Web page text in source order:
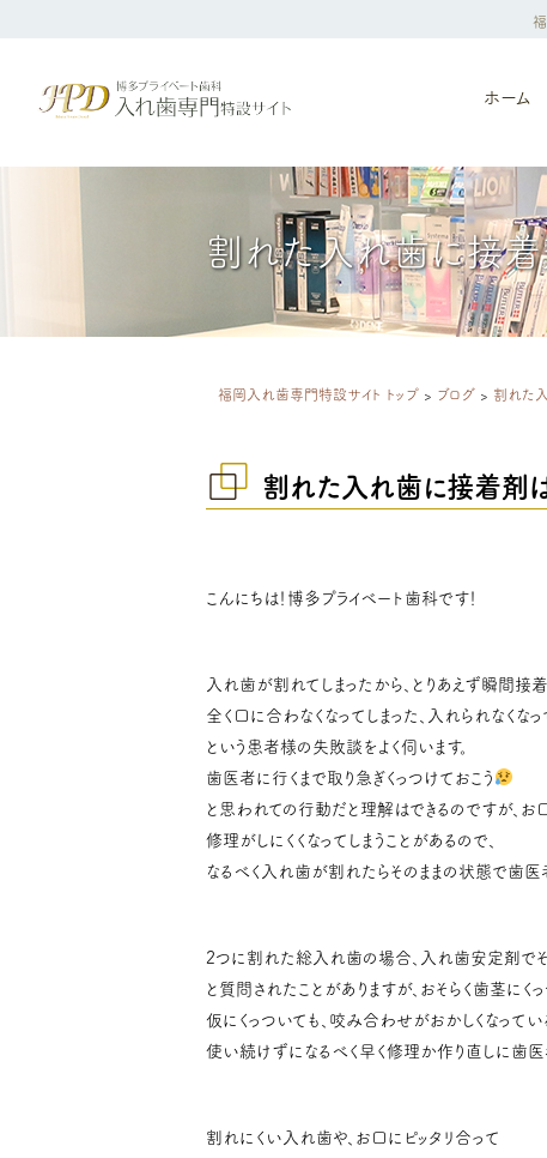
ホーム
割れた入れ歯に接着
福岡入れ歯専門特設サイト トップ > ブログ > 割れた
割れた入れ歯に接着剤は
こんにちは！博多プライベート歯科です！
入れ歯が割れてしまったから、とりあえず瞬間接
全く口に合わなくなってしまった、入れられなくな
という患者様の失敗談をよく伺います。
歯医者に行くまで取り急ぎくっつけておこう
と思われての行動だと理解はできるのですが、お口
修理がしにくくなってしまうことがあるので、
なるべく入れ歯が割れたらそのままの状態で歯医者
2つに割れた総入れ歯の場合、入れ歯安定剤で
と質問されたことがありますが、おそらく歯茎にく
仮にくっついても、咬み合わせがおかしくなって
使い続けずになるべく早く修理か作り直しに歯医
割れにくい入れ歯や、お口にピッタリ合って